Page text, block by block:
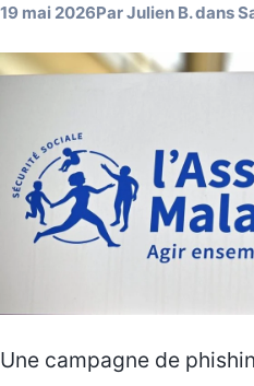
19 mai 2026ParJulien B.dans
Une campagne de